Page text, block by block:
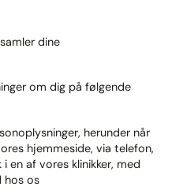
dine
om dig på følgende
herunder når
hjemmeside, via telefon,
en af vores klinikker, med
hos os